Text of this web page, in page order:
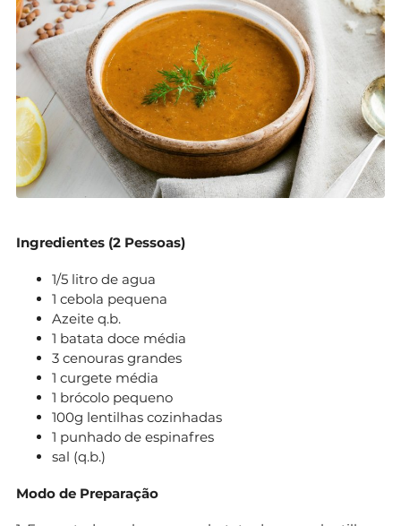
Ingredientes (2 Pessoas)
1/5 litro de agua
1 cebola pequena
Azeite q.b.
1 batata doce média
3 cenouras grandes
1 curgete média
1 brócolo pequeno
100g lentilhas cozinhadas
1 punhado de espinafres
sal (q.b.)
Modo de Preparação